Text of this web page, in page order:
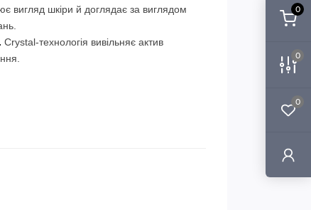
0
0
0
вигляд шкіри й доглядає за виглядом
Crystal-технологія вивільняє актив